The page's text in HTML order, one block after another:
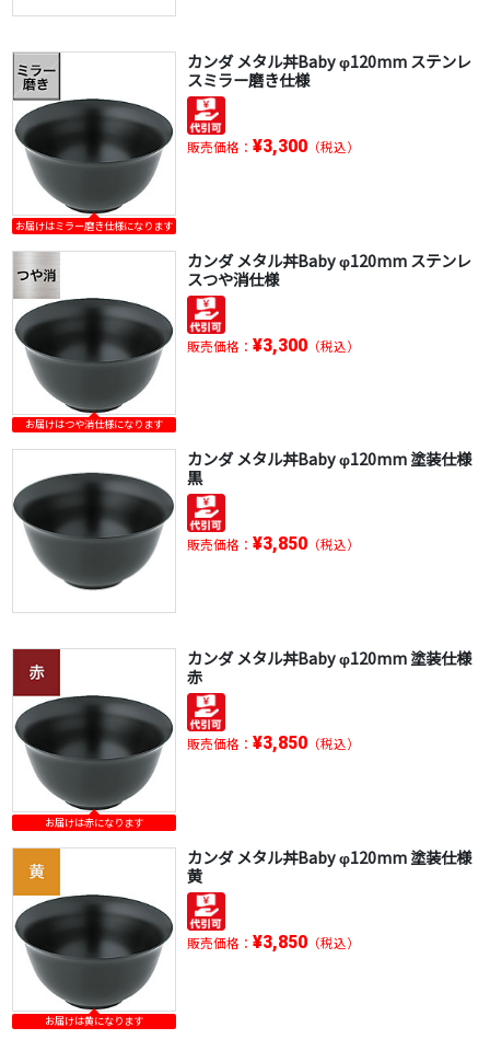
お届けはミラー磨き仕様になります
カンダ メタル丼Baby φ120mm ステンレ
スミラー磨き仕様
販売価格： ¥3,300（税込）
お届けはつや消仕様になります
カンダ メタル丼Baby φ120mm ステンレ
スつや消仕様
販売価格： ¥3,300（税込）
カンダ メタル丼Baby φ120mm 塗装仕様
黒
販売価格： ¥3,850（税込）
お届けは赤になります
カンダ メタル丼Baby φ120mm 塗装仕様
赤
販売価格： ¥3,850（税込）
お届けは黄になります
カンダ メタル丼Baby φ120mm 塗装仕様
黄
販売価格： ¥3,850（税込）